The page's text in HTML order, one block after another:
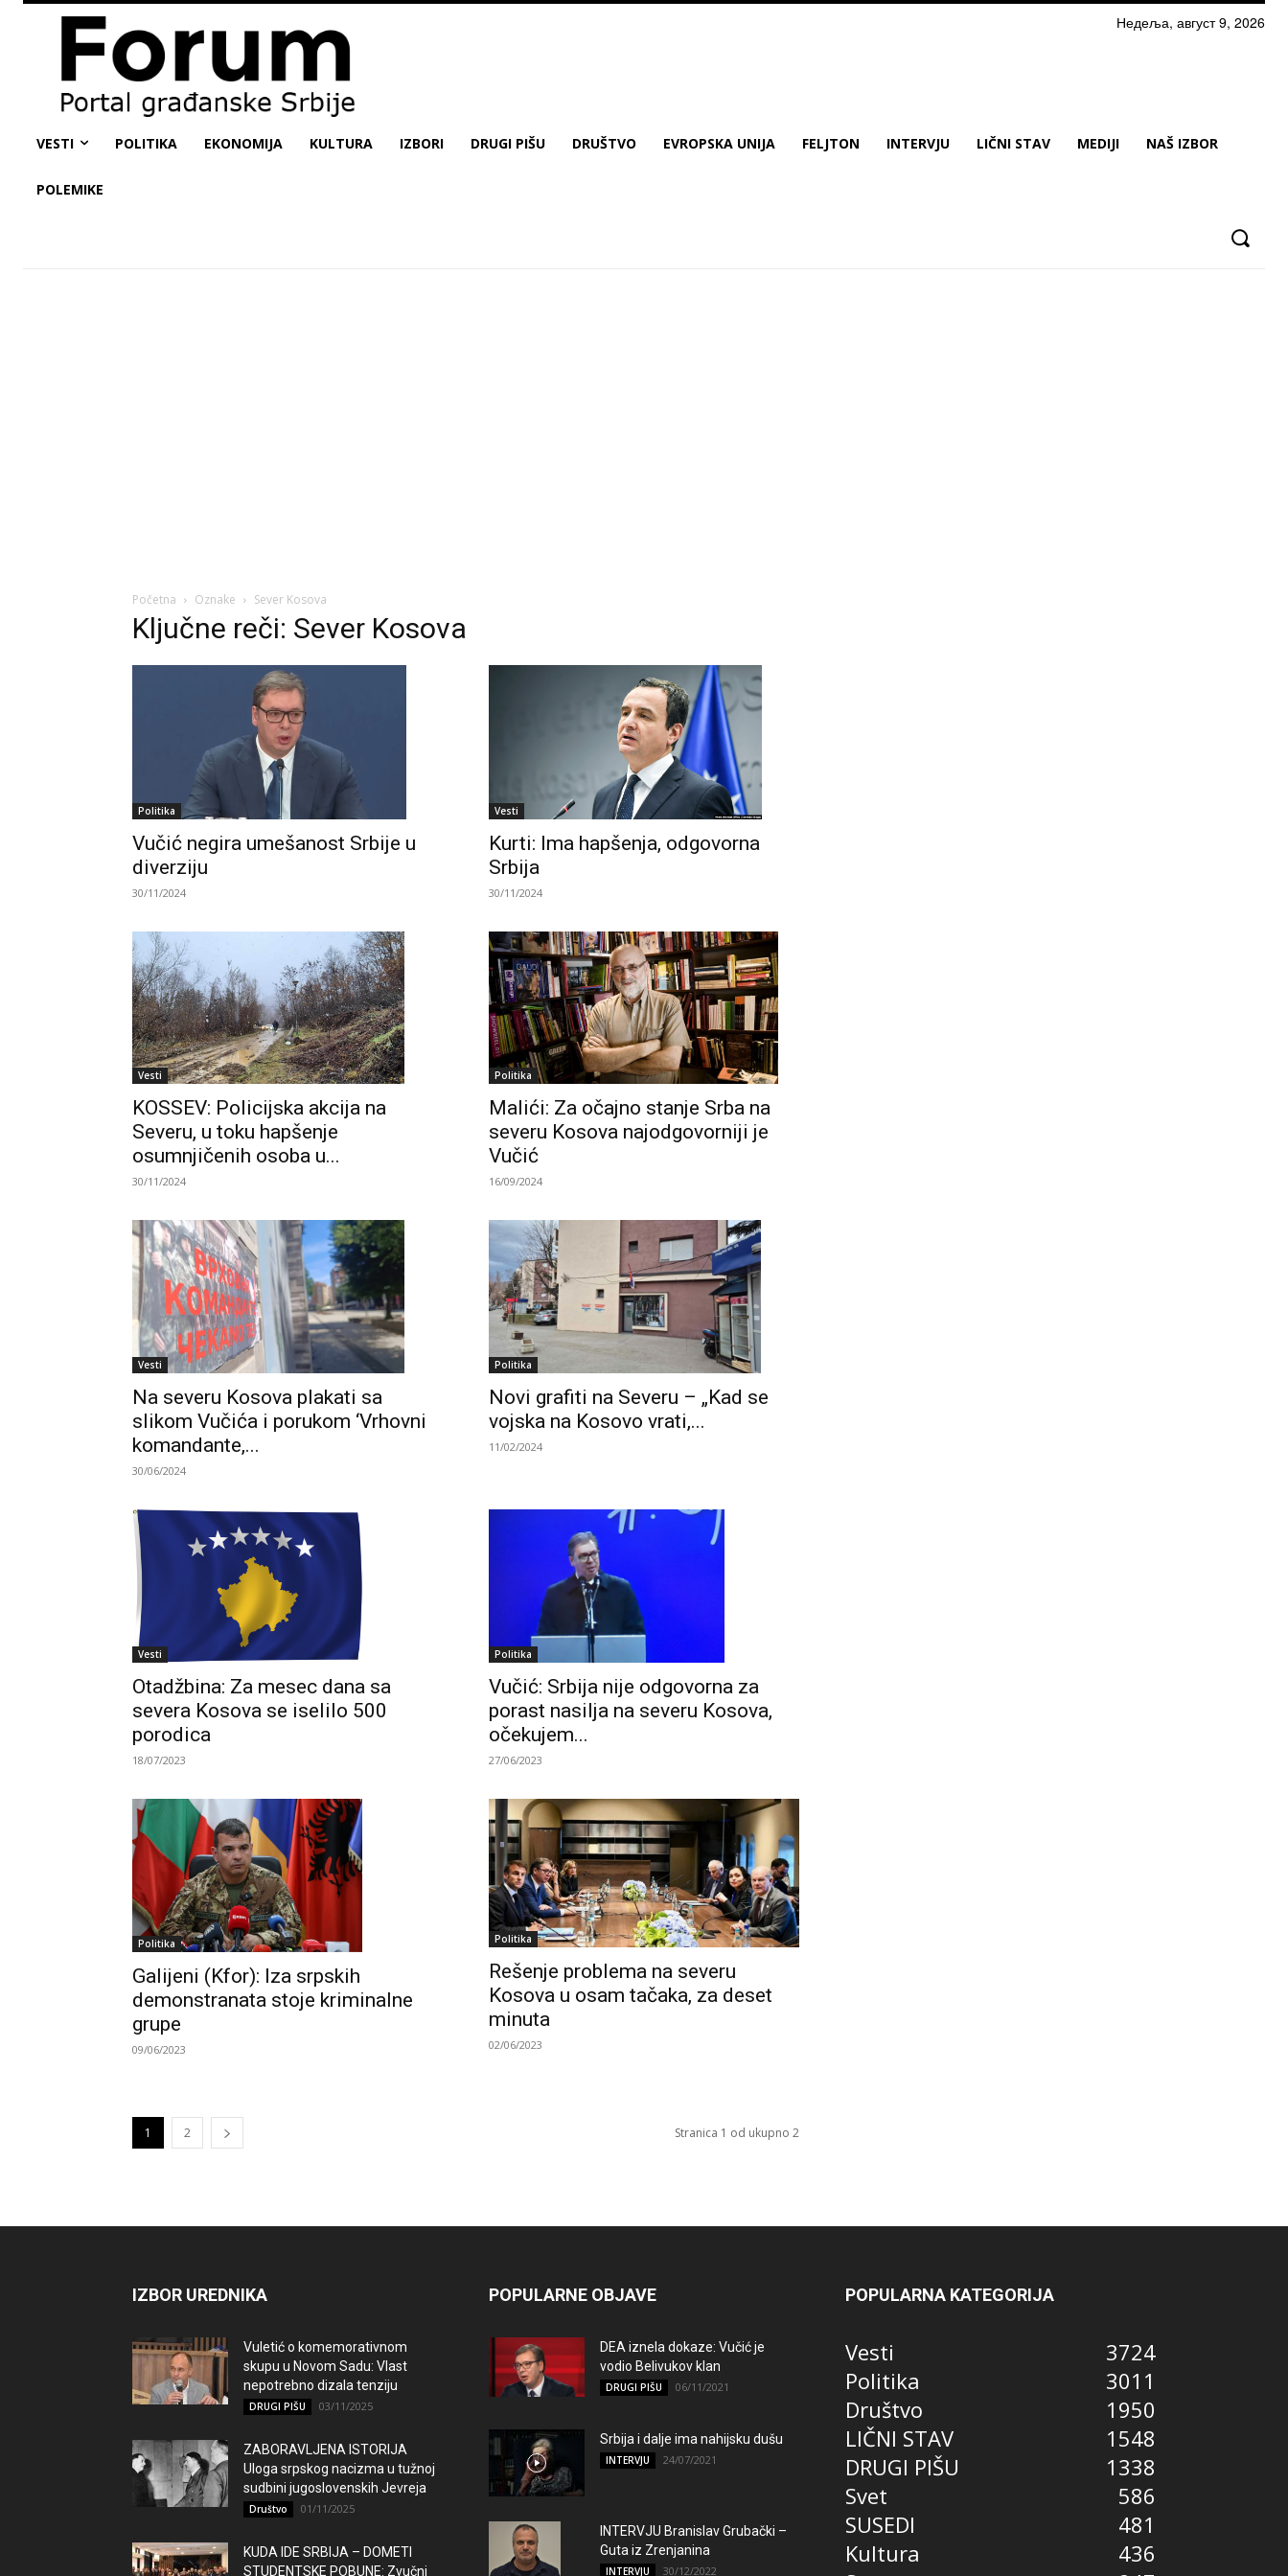
Недеља, август 9, 2026
VESTI POLITIKA EKONOMIJA KULTURA IZBORI DRUGI PIŠU DRUŠTVO EVROPSKA UNIJA FELJTON INTERVJU LIČNI STAV MEDIJI NAŠ IZBOR
POLEMIKE
Početna Oznake Sever Kosova
Ključne reči: Sever Kosova
Politika
Vučić negira umešanost Srbije u
diverziju
30/11/2024
Vesti
Kurti: Ima hapšenja, odgovorna
Srbija
30/11/2024
Vesti
KOSSEV: Policijska akcija na
Severu, u toku hapšenje
osumnjičenih osoba u...
30/11/2024
Politika
Malići: Za očajno stanje Srba na
severu Kosova najodgovorniji je
Vučić
16/09/2024
Vesti
Na severu Kosova plakati sa
slikom Vučića i porukom ‘Vrhovni
komandante,...
30/06/2024
Politika
Novi grafiti na Severu – „Kad se
vojska na Kosovo vrati,...
11/02/2024
Vesti
Otadžbina: Za mesec dana sa
severa Kosova se iselilo 500
porodica
18/07/2023
Politika
Vučić: Srbija nije odgovorna za
porast nasilja na severu Kosova,
očekujem...
27/06/2023
Politika
Galijeni (Kfor): Iza srpskih
demonstranata stoje kriminalne
grupe
09/06/2023
Politika
Rešenje problema na severu
Kosova u osam tačaka, za deset
minuta
02/06/2023
1 2 Stranica 1 od ukupno 2
IZBOR UREDNIKA
Vuletić o komemorativnom
skupu u Novom Sadu: Vlast
nepotrebno dizala tenziju
DRUGI PIŠU 03/11/2025
ZABORAVLJENA ISTORIJA
Uloga srpskog nacizma u tužnoj
sudbini jugoslovenskih Jevreja
Društvo 01/11/2025
KUDA IDE SRBIJA – DOMETI
STUDENTSKE POBUNE: Zvučni
POPULARNE OBJAVE
DEA iznela dokaze: Vučić je
vodio Belivukov klan
DRUGI PIŠU 06/11/2021
Srbija i dalje ima nahijsku dušu
INTERVJU 24/07/2021
INTERVJU Branislav Grubački –
Guta iz Zrenjanina
INTERVJU 30/12/2022
POPULARNA KATEGORIJA
Vesti
3724
Politika
3011
Društvo
1950
LIČNI STAV
1548
DRUGI PIŠU
1338
Svet
586
SUSEDI
481
Kultura
436